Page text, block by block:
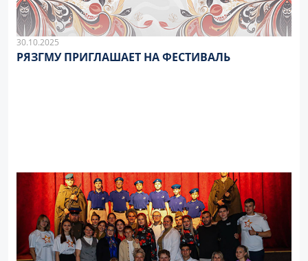
30.10.2025
РЯЗГМУ ПРИГЛАШАЕТ НА ФЕСТИВАЛЬ